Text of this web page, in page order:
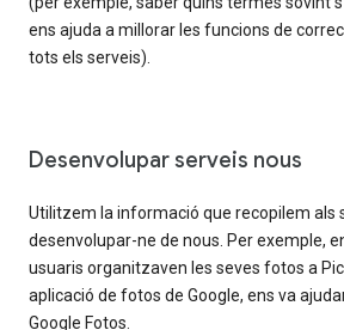
ens ajuda a millorar les funcions de
tots els serveis).
Desenvolupar serveis nous
Utilitzem la informació que recopilem als
desenvolupar-ne de nous. Per exemple,
usuaris organitzaven les seves fotos a
aplicació de fotos de Google, ens va
Google Fotos.